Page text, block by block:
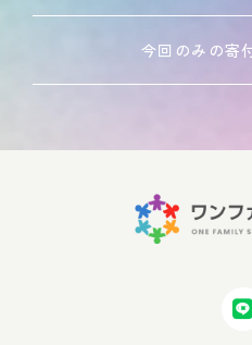
今回のみの寄